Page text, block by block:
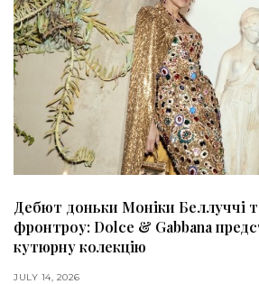
Дебют доньки Моніки Беллуччі
фронтроу: Dolce & Gabbana
кутюрну колекцію
JULY 14, 2026